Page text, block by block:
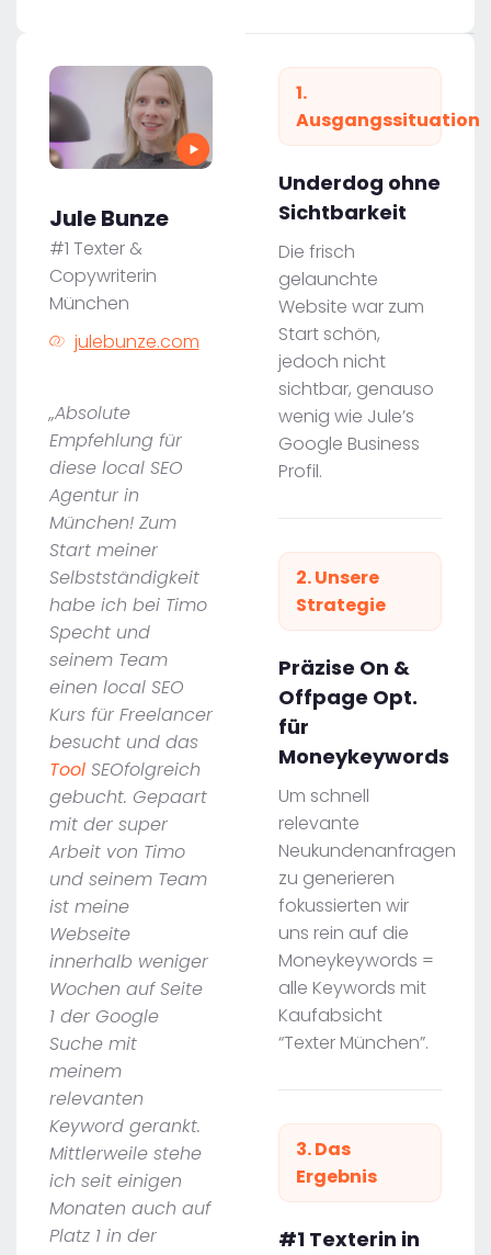
Jule Bunze
#1 Texter &
Copywriterin
München
julebunze.com
„Absolute
Empfehlung für
diese local SEO
Agentur in
München! Zum
Start meiner
Selbstständigkeit
habe ich bei Timo
Specht und
seinem Team
einen local SEO
Kurs für Freelancer
besucht und das
Tool SEOfolgreich
gebucht. Gepaart
mit der super
Arbeit von Timo
und seinem Team
ist meine
Webseite
innerhalb weniger
Wochen auf Seite
1 der Google
Suche mit
meinem
relevanten
Keyword gerankt.
Mittlerweile stehe
ich seit einigen
Monaten auch auf
Platz 1 in der
1.
Ausgangssituation
Underdog ohne
Sichtbarkeit
Die frisch
gelaunchte
Website war zum
Start schön,
jedoch nicht
sichtbar, genauso
wenig wie Jule’s
Google Business
Profil.
2. Unsere
Strategie
Präzise On &
Offpage Opt.
für
Moneykeywords
Um schnell
relevante
Neukundenanfragen
zu generieren
fokussierten wir
uns rein auf die
Moneykeywords =
alle Keywords mit
Kaufabsicht
“Texter München”.
3. Das
Ergebnis
#1 Texterin in